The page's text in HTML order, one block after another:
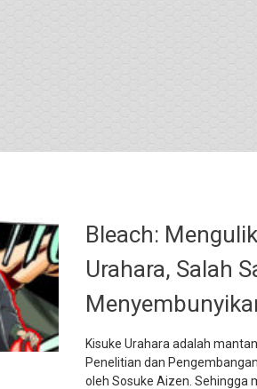
Bleach:
Urahara, Salah
Kisuke Urahara adalah
Penelitian dan
oleh Sosuke Aizen. Sehingga